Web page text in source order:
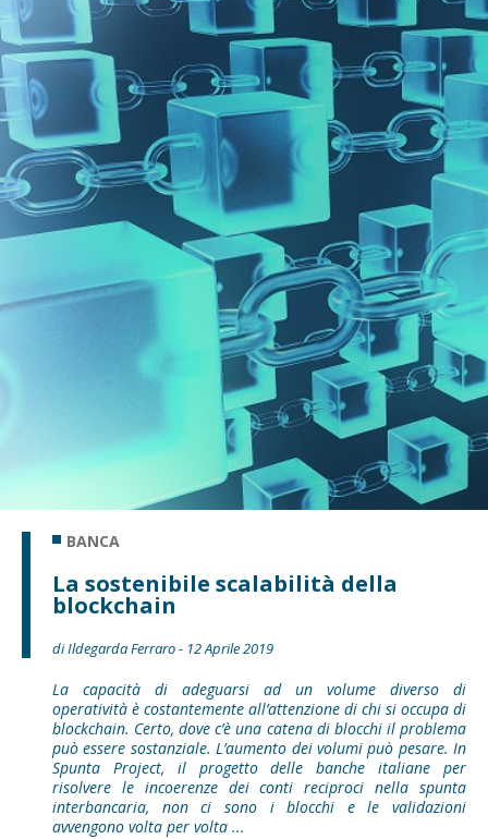
BANCA
La sostenibile scalabilità della
blockchain
di Ildegarda Ferraro - 12 Aprile 2019
La capacità di adeguarsi ad un volume diverso di
operatività è costantemente all’attenzione di chi si occupa di
blockchain. Certo, dove c’è una catena di blocchi il problema
può essere sostanziale. L’aumento dei volumi può pesare. In
Spunta Project, il progetto delle banche italiane per
risolvere le incoerenze dei conti reciproci nella spunta
interbancaria, non ci sono i blocchi e le validazioni
avvengono volta per volta ...